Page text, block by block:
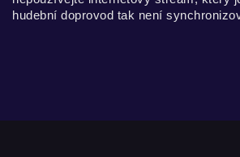
hudební doprovod tak není